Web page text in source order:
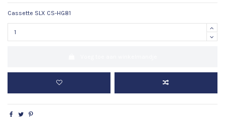
Cassette SLX CS-HG81